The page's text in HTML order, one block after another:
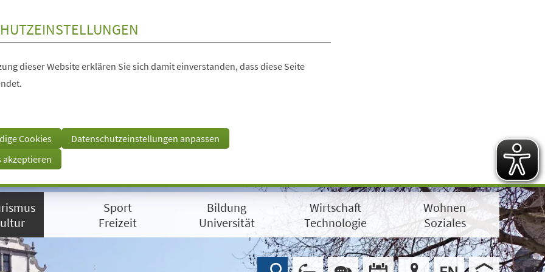
dieser Website erklären Sie sich damit einverstanden, dass diese Seite
Cookies
Datenschutzeinstellungen anpassen
akzeptieren
Sport
Freizeit
Bildung
Universität
Wirtschaft
Technologie
Wohnen
Soziales